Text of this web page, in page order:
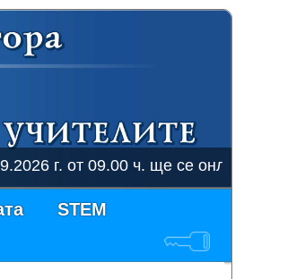
г. от 09.00 ч. ще се онлайн курс на
STEM